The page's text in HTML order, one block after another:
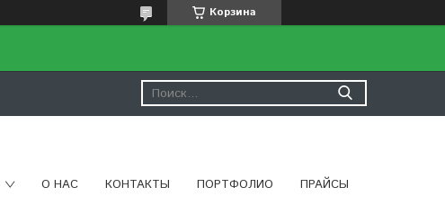
Корзина
О НАС КОНТАКТЫ ПОРТФОЛИО ПРАЙСЫ